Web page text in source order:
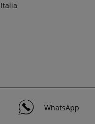
Italia
WhatsApp